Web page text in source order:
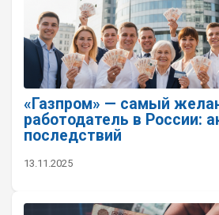
«Газпром» — самый
работодатель в России:
последствий
13.11.2025